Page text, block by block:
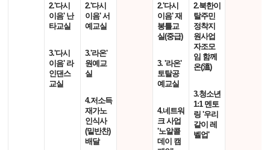
2.'다시
이음' 난
타교실
3.'다시
이음' 라
인댄스
교실
2.'다시
이음' 서
예교실
3.'라온'
원예교
실
4.저소득
재가노
인식사
(밑반찬)
배달
2.'다시
이음' 재
봉틀교
실(중급)
3. '라온'
토탈공
예교실
4.네트워
크 사업
'노알콜
데이 캠
2.북한이
탈주민
정착지
원사업
자조모
임 함께
온(溫)
3.청소년
1:1 멘토
링 '우리
같이 레
벨업'